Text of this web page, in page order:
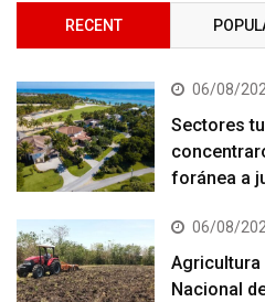
RECENT
06/08/
Sectores
foránea a
06/08/
Agricultura
Nacional